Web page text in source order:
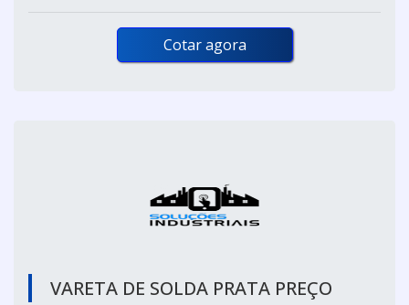
Cotar agora
VARETA DE SOLDA PRATA PREÇO